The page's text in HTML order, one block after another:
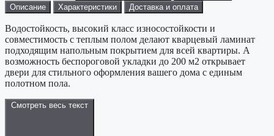
Описание
Характеристики Доставка и оплата
Водостойкость, высокий класс износостойкости и
совместимость с теплым полом делают кварцевый ламинат
подходящим напольным покрытием для всей квартиры. А
возможность беспороговой укладки до 200 м2 открывает
двери для стильного оформления вашего дома с единым
полотном пола.
Смотреть весь текст